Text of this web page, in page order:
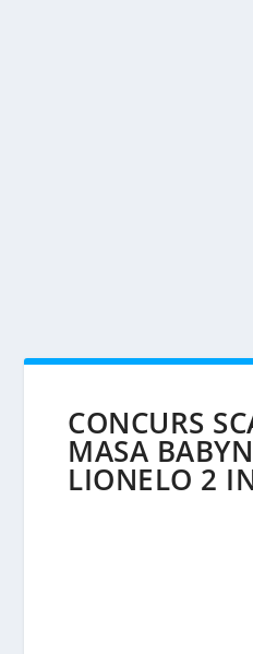
CONCURS
MASA
LIONELO 2